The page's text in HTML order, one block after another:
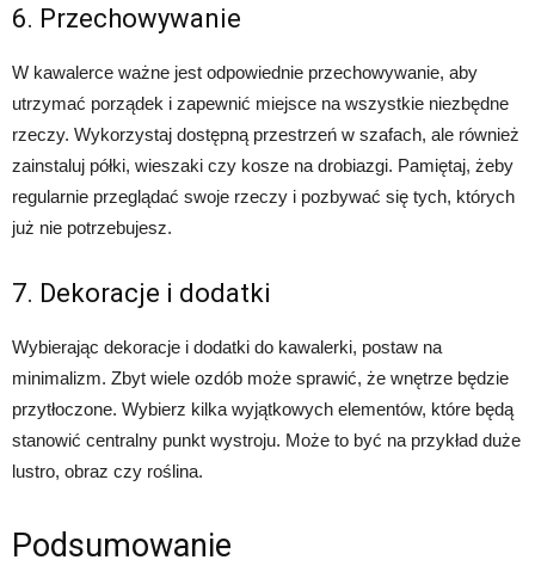
6. Przechowywanie
W kawalerce ważne jest odpowiednie przechowywanie, aby
utrzymać porządek i zapewnić miejsce na wszystkie niezbędne
rzeczy. Wykorzystaj dostępną przestrzeń w szafach, ale również
zainstaluj półki, wieszaki czy kosze na drobiazgi. Pamiętaj, żeby
regularnie przeglądać swoje rzeczy i pozbywać się tych, których
już nie potrzebujesz.
7. Dekoracje i dodatki
Wybierając dekoracje i dodatki do kawalerki, postaw na
minimalizm. Zbyt wiele ozdób może sprawić, że wnętrze będzie
przytłoczone. Wybierz kilka wyjątkowych elementów, które będą
stanowić centralny punkt wystroju. Może to być na przykład duże
lustro, obraz czy roślina.
Podsumowanie